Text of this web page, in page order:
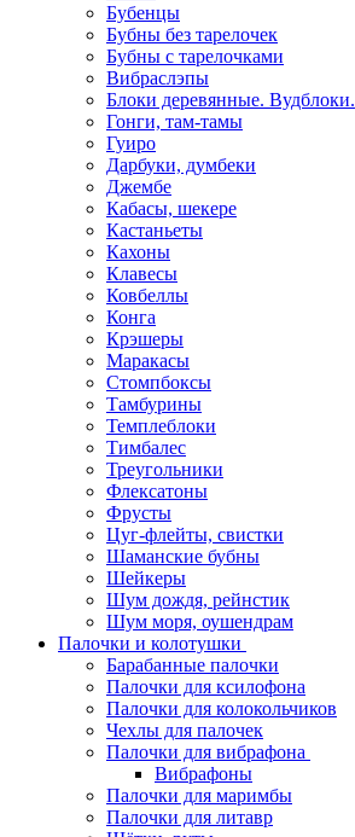
Бубенцы
Бубны без тарелочек
Бубны с тарелочками
Вибраслэпы
Блоки деревянные. Вудблоки.
Гонги, там-тамы
Гуиро
Дарбуки, думбеки
Джембе
Кабасы, шекере
Кастаньеты
Кахоны
Клавесы
Ковбеллы
Конга
Крэшеры
Маракасы
Стомпбоксы
Тамбурины
Темплеблоки
Тимбалес
Треугольники
Флексатоны
Фрусты
Цуг-флейты, свистки
Шаманские бубны
Шейкеры
Шум дождя, рейнстик
Шум моря, оушендрам
Палочки и колотушки
Барабанные палочки
Палочки для ксилофона
Палочки для колокольчиков
Чехлы для палочек
Палочки для вибрафона
Вибрафоны
Палочки для маримбы
Палочки для литавр